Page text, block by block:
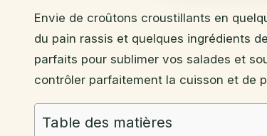
Envie de croûtons croustillants en
du pain rassis et quelques ingrédients
parfaits pour sublimer vos salades et
contrôler parfaitement la cuisson et de
Table des matières